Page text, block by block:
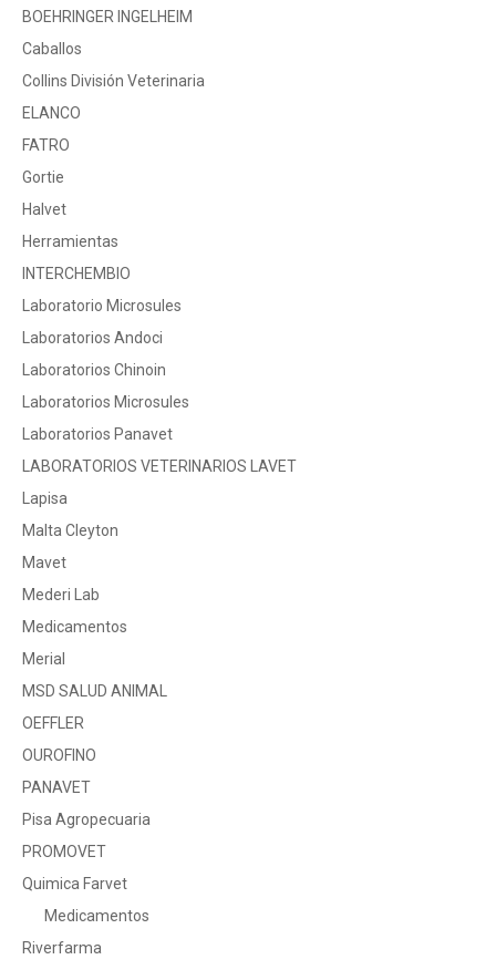
BOEHRINGER INGELHEIM
Caballos
Collins División Veterinaria
ELANCO
FATRO
Gortie
Halvet
Herramientas
INTERCHEMBIO
Laboratorio Microsules
Laboratorios Andoci
Laboratorios Chinoin
Laboratorios Microsules
Laboratorios Panavet
LABORATORIOS VETERINARIOS LAVET
Lapisa
Malta Cleyton
Mavet
Mederi Lab
Medicamentos
Merial
MSD SALUD ANIMAL
OEFFLER
OUROFINO
PANAVET
Pisa Agropecuaria
PROMOVET
Quimica Farvet
Medicamentos
Riverfarma